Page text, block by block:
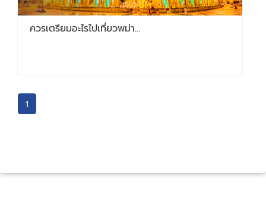
ควรเตรียมอะไรไปเที่ยวพม่า...
1